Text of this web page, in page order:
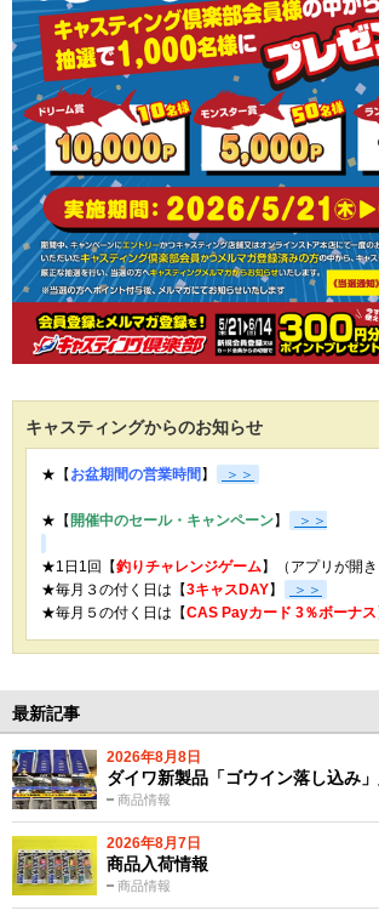
キャスティングからのお知らせ
★【 お盆期間の営業時間 】 ＞＞
★【 開催中のセール・キャンペーン】 ＞＞
★1日1回【釣りチャレンジゲーム】（アプリが開き
★毎月３の付く日は【3キャスDAY】
＞＞
★毎月５の付く日は【CAS Payカード 3％ボーナス
最新記事
2026年8月8日
商品情報
ダイワ新製品「ゴウイン落し込み
2026年8月7日
商品情報
商品入荷情報